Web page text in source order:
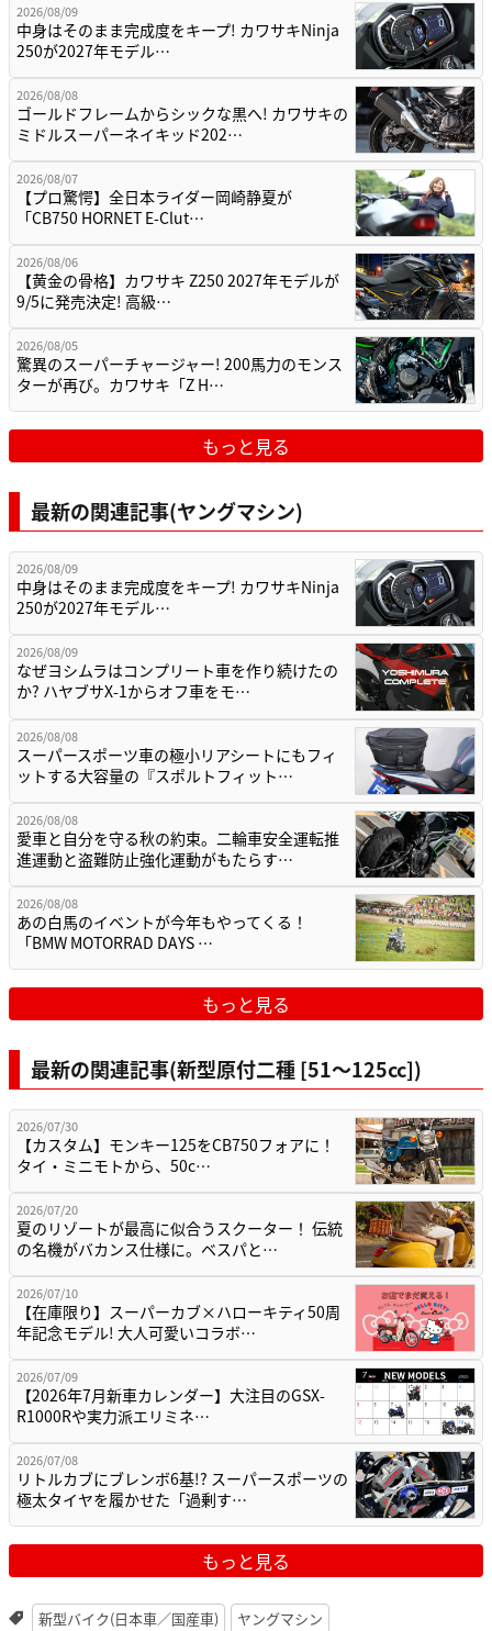
2026/08/09
中身はそのまま完成度をキープ! カワサキNinja
250が2027年モデル…
2026/08/08
ゴールドフレームからシックな黒へ! カワサキの
ミドルスーパーネイキッド202…
2026/08/07
【プロ驚愕】全日本ライダー岡崎静夏が
「CB750 HORNET E-Clut…
2026/08/06
【黄金の骨格】カワサキ Z250 2027年モデルが
9/5に発売決定! 高級…
2026/08/05
驚異のスーパーチャージャー! 200馬力のモンス
ターが再び。カワサキ「Z H…
もっと見る
最新の関連記事(ヤングマシン)
2026/08/09
中身はそのまま完成度をキープ! カワサキNinja
250が2027年モデル…
2026/08/09
なぜヨシムラはコンプリート車を作り続けたの
か? ハヤブサX-1からオフ車をモ…
2026/08/08
スーパースポーツ車の極小リアシートにもフィ
ットする大容量の『スポルトフィット…
2026/08/08
愛車と自分を守る秋の約束。二輪車安全運転推
進運動と盗難防止強化運動がもたらす…
2026/08/08
あの白馬のイベントが今年もやってくる！
「BMW MOTORRAD DAYS …
もっと見る
最新の関連記事(新型原付二種 [51〜125cc])
2026/07/30
【カスタム】モンキー125をCB750フォアに！
タイ・ミニモトから、50c…
2026/07/20
夏のリゾートが最高に似合うスクーター！ 伝統
の名機がバカンス仕様に。ベスパと…
2026/07/10
【在庫限り】スーパーカブ×ハローキティ50周
年記念モデル! 大人可愛いコラボ…
2026/07/09
【2026年7月新車カレンダー】大注目のGSX-
R1000Rや実力派エリミネ…
2026/07/08
リトルカブにブレンボ6基!? スーパースポーツの
極太タイヤを履かせた「過剰す…
もっと見る
新型バイク(日本車／国産車)
ヤングマシン